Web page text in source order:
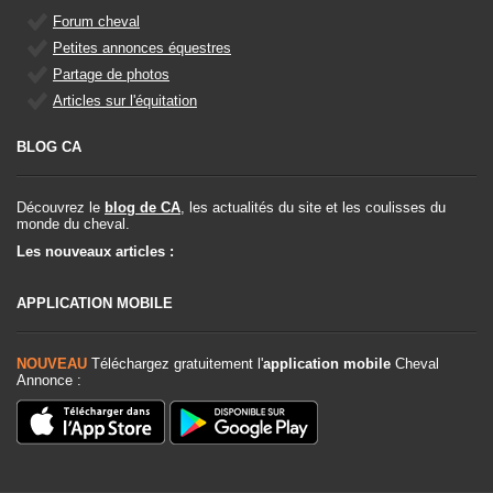
Forum cheval
Petites annonces équestres
Partage de photos
Articles sur l'équitation
BLOG CA
Découvrez le blog de CA, les actualités du site et les coulisses du
monde du cheval.
Les nouveaux articles :
APPLICATION MOBILE
NOUVEAU Téléchargez gratuitement l'application mobile Cheval
Annonce :